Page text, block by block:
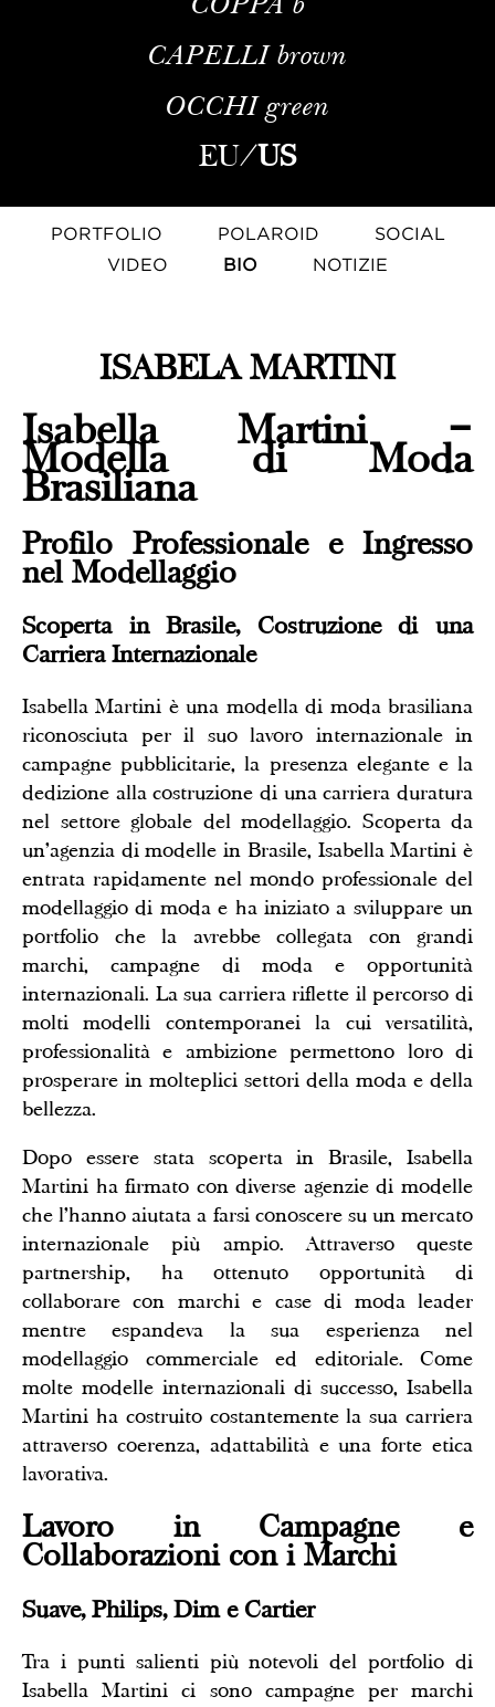
CAPELLI brown
OCCHI green
EU/US
PORTFOLIO POLAROID
SOCIAL
VIDEO
BIO NOTIZIE
ISABELA MARTINI
Isabella Martini –
Modella di Moda
Brasiliana
Profilo Professionale e Ingresso
nel Modellaggio
Scoperta in Brasile, Costruzione di una
Carriera Internazionale
Isabella Martini è una modella di moda brasiliana
riconosciuta per il suo lavoro internazionale in
campagne pubblicitarie, la presenza elegante e la
dedizione alla costruzione di una carriera duratura
nel settore globale del modellaggio. Scoperta da
un'agenzia di modelle in Brasile, Isabella Martini è
entrata rapidamente nel mondo professionale del
modellaggio di moda e ha iniziato a sviluppare un
portfolio che la avrebbe collegata con grandi
marchi, campagne di moda e opportunità
internazionali. La sua carriera riflette il percorso di
molti modelli contemporanei la cui versatilità,
professionalità e ambizione permettono loro di
prosperare in molteplici settori della moda e della
bellezza.
Dopo essere stata scoperta in Brasile, Isabella
Martini ha firmato con diverse agenzie di modelle
che l'hanno aiutata a farsi conoscere su un mercato
internazionale più ampio. Attraverso queste
partnership, ha ottenuto opportunità di
collaborare con marchi e case di moda leader
mentre espandeva la sua esperienza nel
modellaggio commerciale ed editoriale. Come
molte modelle internazionali di successo, Isabella
Martini ha costruito costantemente la sua carriera
attraverso coerenza, adattabilità e una forte etica
lavorativa.
Lavoro in Campagne e
Collaborazioni con i Marchi
Suave, Philips, Dim e Cartier
Tra i punti salienti più notevoli del portfolio di
Isabella Martini ci sono campagne per marchi